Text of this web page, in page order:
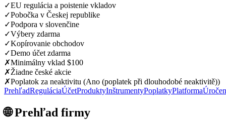
✓EU regulácia a poistenie vkladov
✓Pobočka v Českej republike
✓Podpora v slovenčine
✓Výbery zdarma
✓Kopírovanie obchodov
✓Demo účet zdarma
✗Minimálny vklad $100
✗Žiadne české akcie
✗Poplatok za neaktivitu (Ano (poplatek při dlouhodobé neaktivitě))
PrehľadReguláciaÚčetProduktyInštrumentyPoplatkyPlatforma
🌐 Prehľad firmy